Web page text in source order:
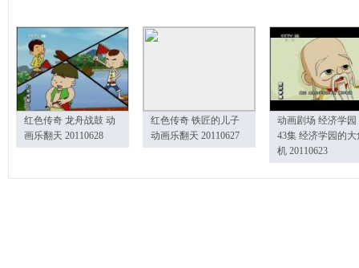
红色传奇 龙舟战鼓 动
画乐翻天 20110628
红色传奇 铁匠的儿子
动画乐翻天 20110627
动画剧场 经济学园
43集 经济学园的大
机 20110623